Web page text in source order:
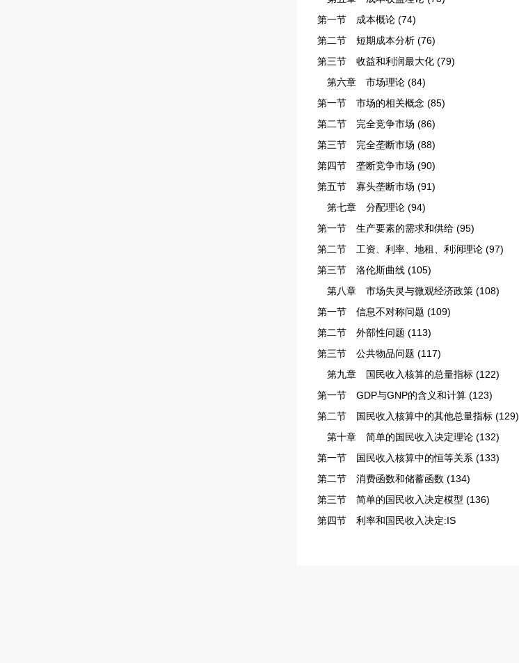
第一节 成本概论 (74)
第二节 短期成本分析 (76)
第三节 收益和利润最大化 (79)
第六章 市场理论 (84)
第一节 市场的相关概念 (85)
第二节 完全竞争市场 (86)
第三节 完全垄断市场 (88)
第四节 垄断竞争市场 (90)
第五节 寡头垄断市场 (91)
第七章 分配理论 (94)
第一节 生产要素的需求和供给 (95)
第二节 工资、利率、地租、利润理论 (97)
第三节 洛伦斯曲线 (105)
第八章 市场失灵与微观经济政策 (108)
第一节 信息不对称问题 (109)
第二节 外部性问题 (113)
第三节 公共物品问题 (117)
第九章 国民收入核算的总量指标 (122)
第一节 GDP与GNP的含义和计算 (123)
第二节 国民收入核算中的其他总量指标 (129)
第十章 简单的国民收入决定理论 (132)
第一节 国民收入核算中的恒等关系 (133)
第二节 消费函数和储蓄函数 (134)
第三节 简单的国民收入决定模型 (136)
第四节 利率和国民收入决定:IS